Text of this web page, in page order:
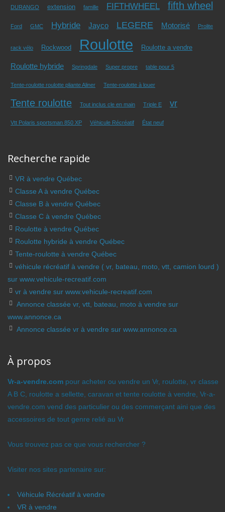
DURANGO extension famille FIFTHWHEEL fifth wheel
Ford GMC Hybride Jayco LEGERE Motorisé Prolite
rack vélo Rockwood Roulotte Roulotte a vendre
Roulotte hybride Springdale Super propre table pour 5
Tente-roulotte roulotte pliante Aliner Tente-roulotte à louer
Tente roulotte Tout inclus cle en main Triple E vr
Vtt Polaris sportsman 850 XP Véhicule Récréatif État neuf
Recherche rapide
VR à vendre Québec
Classe A à vendre Québec
Classe B à vendre Québec
Classe C à vendre Québec
Roulotte à vendre Québec
Roulotte hybride à vendre Québec
Tente-roulotte à vendre Québec
véhicule récréatif à vendre ( vr, bateau, moto, vtt, camion lourd )
sur www.vehicule-recreatif.com
vr à vendre sur www.vehicule-recreatif.com
Annonce classée vr, vtt, bateau, moto à vendre sur
www.annonce.ca
Annonce classée vr à vendre sur www.annonce.ca
À propos
Vr-a-vendre.com pour acheter ou vendre un Vr, roulotte, vr classe
A B C, roulotte a sellette, caravan et tente roulotte à vendre, Vr-a-
vendre.com vend des particulier ou des commerçant aini que des
accessoires de tout genre relié au Vr
Vous trouvez pas ce que vous rechercher ?
Visiter nos sites partenaire sur:
Véhicule Récréatif à vendre
VR à vendre